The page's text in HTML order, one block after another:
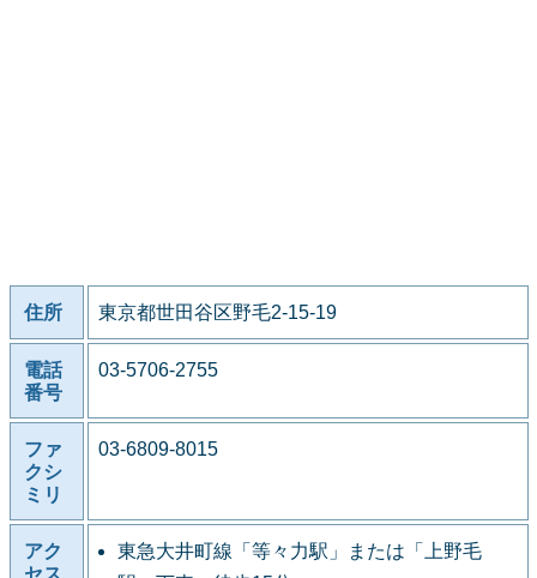
住所 東京都世田谷区野毛2-15-19
電話
番号
03-5706-2755
ファ
クシ
ミリ
03-6809-8015
アク
東急大井町線「等々力駅」または「上野毛